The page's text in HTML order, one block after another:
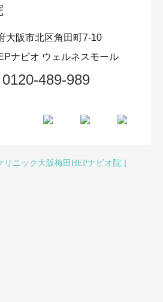
大阪市北区角田町7-10
ナビオ ウェルネスモール
0120-489-989
リニック大阪梅田HEPナビオ院